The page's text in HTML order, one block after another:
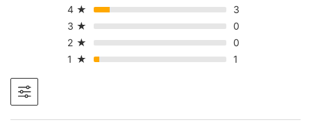
4 ★
3
3 ★
0
2 ★
0
1 ★ 1